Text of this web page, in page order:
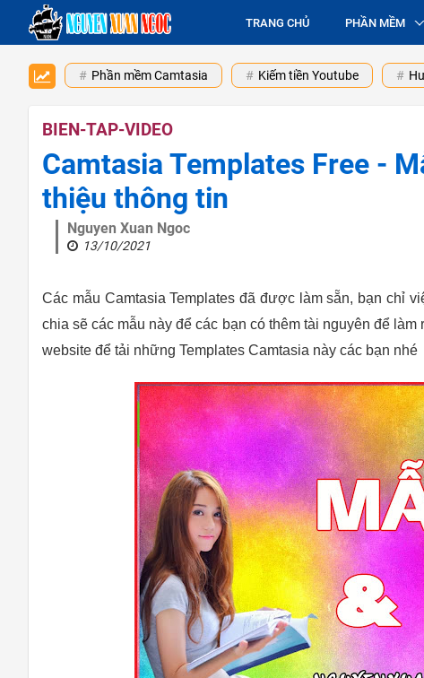
TRANG CHỦ PHẦN MỀM
Phần mềm Camtasia Kiếm tiền Youtube
BIEN-TAP-VIDEO
Camtasia Templates Free -
thiệu thông tin
Nguyen Xuan Ngoc
13/10/2021
Các mẫu Camtasia Templates đã được làm sẵn, bạn chỉ
chia sẽ các mẫu này để các bạn có thêm tài nguyên để
website để tải những Templates Camtasia này các bạn nhé